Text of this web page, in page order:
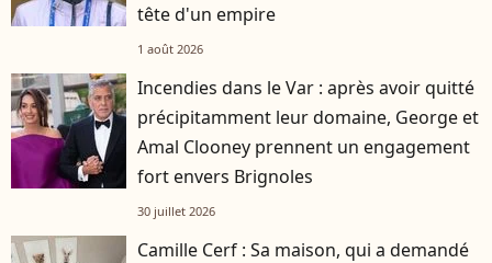
tête d'un empire
1 août 2026
Incendies dans le Var : après avoir quitté
précipitamment leur domaine, George et
Amal Clooney prennent un engagement
fort envers Brignoles
30 juillet 2026
Camille Cerf : Sa maison, qui a demandé